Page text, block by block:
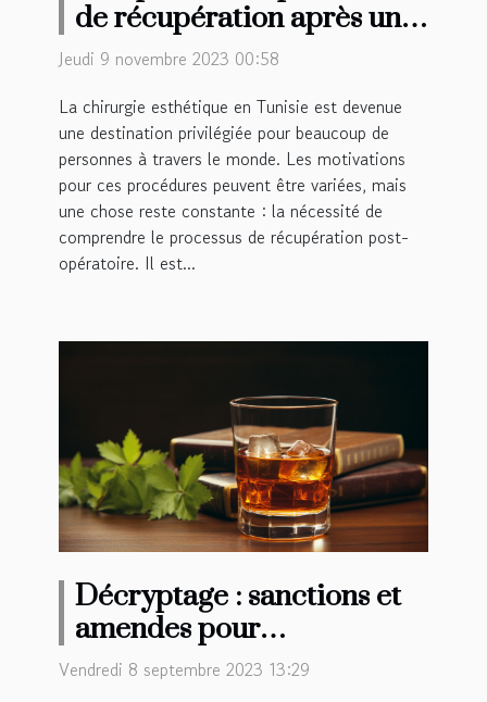
de récupération après une
chirurgie esthétique en
Jeudi 9 novembre 2023 00:58
La chirurgie esthétique en Tunisie est devenue
une destination privilégiée pour beaucoup de
personnes à travers le monde. Les motivations
pour ces procédures peuvent être variées, mais
une chose reste constante : la nécessité de
comprendre le processus de récupération post-
opératoire. Il est...
Décryptage : sanctions et
amendes pour
dépassement de la quantité
Vendredi 8 septembre 2023 13:29